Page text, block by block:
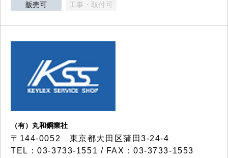
販売可 工事・取付可
（有）丸和鋼業社
〒144-0052 東京都大田区蒲田3-24-4
TEL：03-3733-1551 / FAX：03-3733-1553